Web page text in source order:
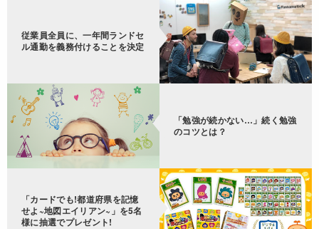
従業員全員に、一年間ランドセ
ル通勤を義務付けることを決定
「勉強が続かない…」続く勉強
のコツとは？
「カードでも!都道府県を記憶
せよ~地図エイリアン~」を5名
様に抽選でプレゼント!